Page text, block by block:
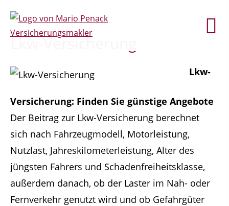
Lkw-Versicherung
Lkw-
Versicherung: Finden Sie günstige Angebote
Der Beitrag zur Lkw-Versicherung berechnet
sich nach Fahrzeugmodell, Motorleistung,
Nutzlast, Jahreskilometerleistung, Alter des
jüngsten Fahrers und Schadenfreiheitsklasse,
außerdem danach, ob der Laster im Nah- oder
Fernverkehr genutzt wird und ob Gefahrgüter